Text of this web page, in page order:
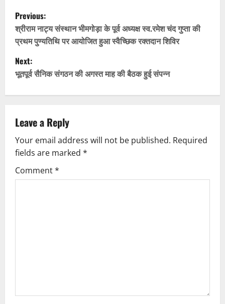
P
o
s
t
n
a
v
i
g
Previous:
श्रीराम नाट्य संस्थान भीमगोड़ा के पूर्व अध्यक्ष स्व.रमेश चंद गुप्ता की
प्रथम पुण्यतिथि पर आयोजित हुआ स्वैच्छिक रक्तदान शिविर
Next:
भूतपूर्व सैनिक संगठन की अगस्त माह की बैठक हुई संपन्न
Leave a Reply
Your email address will not be published. Required
fields are marked *
Comment*